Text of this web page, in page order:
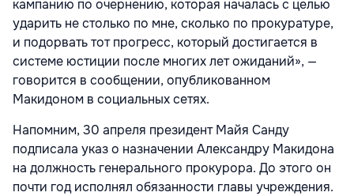
кампанию по очернению, которая началась с целью
ударить не столько по мне, сколько по прокуратуре,
и подорвать тот прогресс, который достигается в
системе юстиции после многих лет ожиданий», —
говорится в сообщении, опубликованном
Макидоном в социальных сетях.
Напомним, 30 апреля президент Майя Санду
подписала указ о назначении Александру Макидона
на должность генерального прокурора. До этого он
почти год исполнял обязанности главы учреждения.